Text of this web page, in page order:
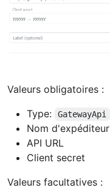
Valeurs obligatoires :
Type:
GatewayApi
Nom d'expéditeur
API URL
Client secret
Valeurs facultatives :